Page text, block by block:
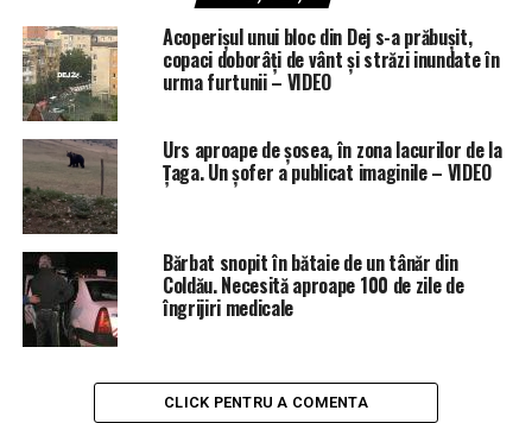
Acoperișul unui bloc din Dej s-a prăbușit,
copaci doborâți de vânt și străzi inundate în
urma furtunii – VIDEO
Urs aproape de șosea, în zona lacurilor de la
Țaga. Un șofer a publicat imaginile – VIDEO
Bărbat snopit în bătaie de un tânăr din
Coldău. Necesită aproape 100 de zile de
îngrijiri medicale
CLICK PENTRU A COMENTA